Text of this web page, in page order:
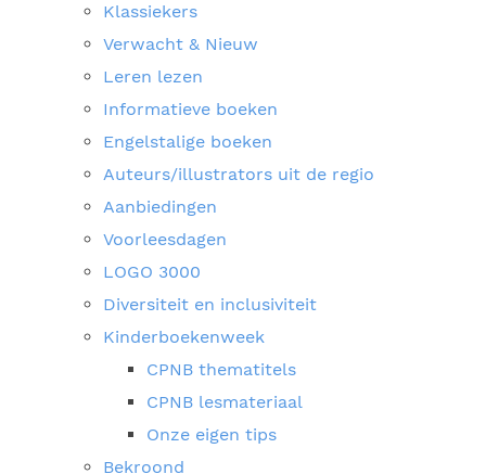
Klassiekers
Verwacht & Nieuw
Leren lezen
Informatieve boeken
Engelstalige boeken
Auteurs/illustrators uit de regio
Aanbiedingen
Voorleesdagen
LOGO 3000
Diversiteit en inclusiviteit
Kinderboekenweek
CPNB thematitels
CPNB lesmateriaal
Onze eigen tips
Bekroond